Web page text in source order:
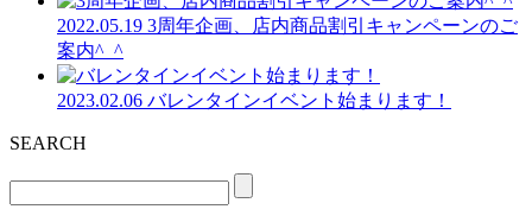
2022.05.19 3周年企画、店内商品割引キャンペーンのご
案内^_^
2023.02.06 バレンタインイベント始まります！
SEARCH